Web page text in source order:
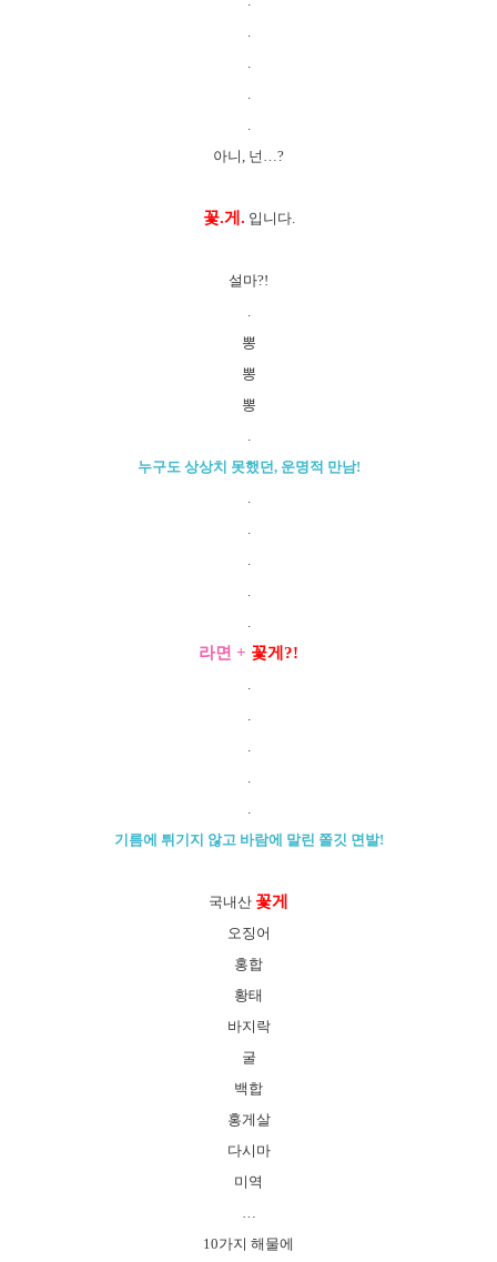
아니, 넌…?
꽃.게. 입니다.
설마?!
뽕
뽕
뽕
누구도 상상치 못했던, 운명적 만남!
라면 + 꽃게?!
기름에 튀기지 않고 바람에 말린 쫄깃 면발!
국내산 꽃게
오징어
홍합
황태
바지락
굴
백합
홍게살
다시마
미역
10가지 해물에